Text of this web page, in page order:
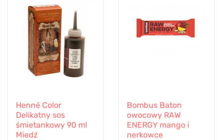
Henné Color
Delikatny sos
śmietankowy 90 ml
Miedź
Bombus Baton
owocowy RAW
ENERGY mango i
nerkowce